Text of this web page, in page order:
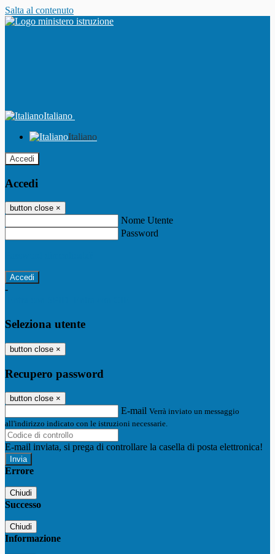
Salta al contenuto
Italiano
Italiano
Accedi
Accedi
button close ×
Nome Utente
Password
-
Seleziona utente
button close ×
Recupero password
button close ×
E-mail Verrà inviato un messaggio
all'indirizzo indicato con le istruzioni necessarie.
E-mail inviata, si prega di controllare la casella di posta elettronica!
Errore
Chiudi
Successo
Chiudi
Informazione